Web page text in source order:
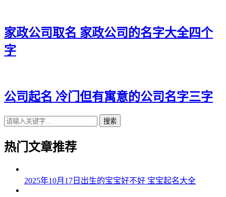
家政公司取名 家政公司的名字大全四个
字
公司起名 冷门但有寓意的公司名字三字
搜索
热门文章推荐
2025年10月17日出生的宝宝好不好 宝宝起名大全